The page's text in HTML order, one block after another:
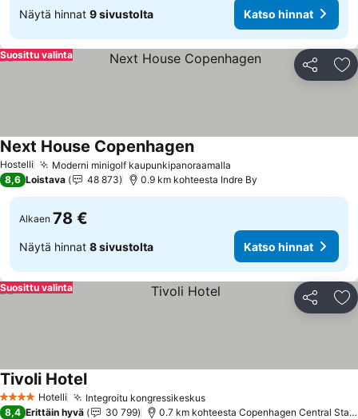
Näytä hinnat 9 sivustolta Katso hinnat
Jaa
Suosittu valinta
Hostelli Moderni minigolf kaupunkipanoraamalla
Next House CopenhagenKatso hinnat
8,6 Loistava 48 873 0.9 km kohteesta Indre By
Alkaen 78 €
Näytä hinnat 8 sivustolta Katso hinnat
Jaa
Suosittu valinta
4 Tähtiluokitus
Hotelli Integroitu kongressikeskusKatso hinnat
Tivoli HotelKatso hinnat
8,4 Erittäin hyvä 30 799 0.7 km kohteesta Copenhagen Central